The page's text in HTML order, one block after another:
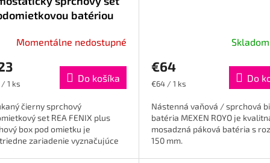
batériou
Momentálne nedostupné
1 ks Do košíka
čierny sprchový
set REA FENIX ​​​​plus
box pod omietku je
zariadenie vyznačujúce
Skladom
€64
Jednotková
€64 / 1 ks Do
Nástenná vaňová / sprchová
batéria MEXEN ROYO je
mosadzná páková batéria s
150 mm.